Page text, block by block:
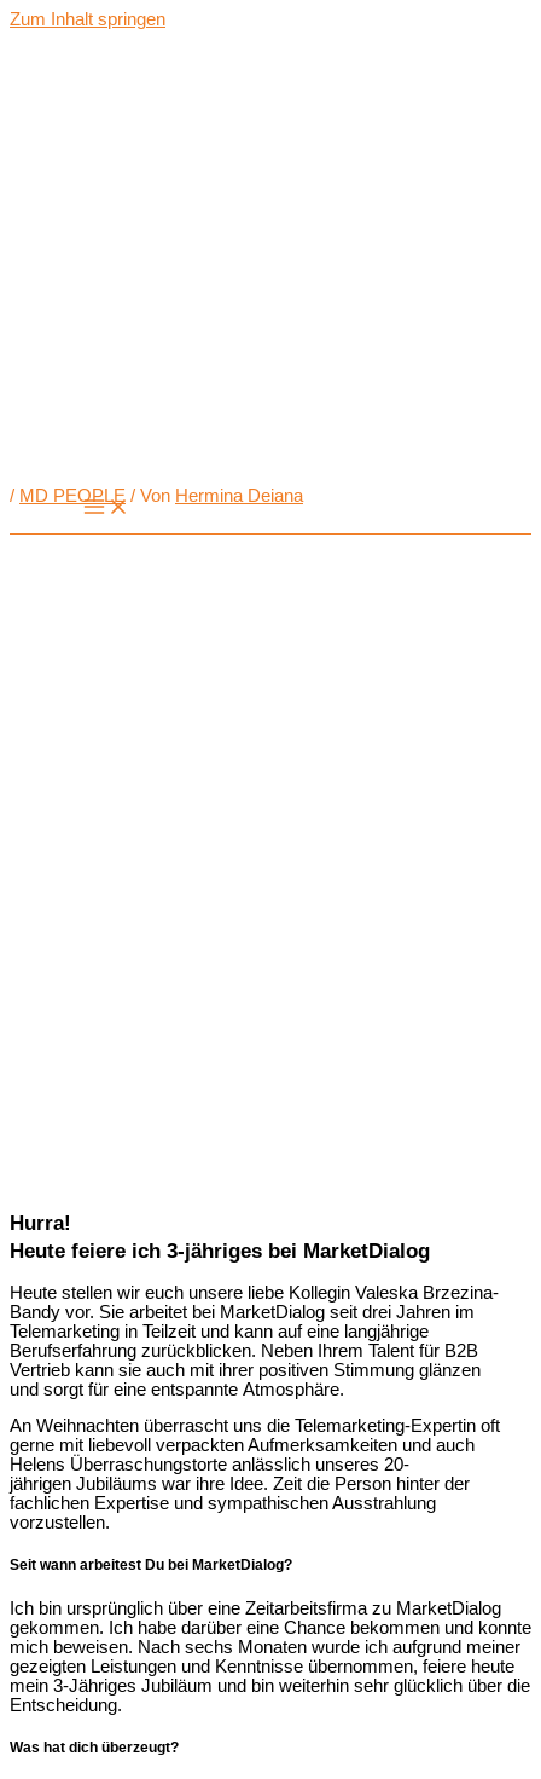
Zum Inhalt springen
/ MD PEOPLE / Von Hermina Deiana
Hurra!
Heute feiere ich 3-jähriges bei MarketDialog
Heute stellen wir euch unsere liebe Kollegin Valeska Brzezina-
Bandy vor. Sie arbeitet bei MarketDialog seit drei Jahren im
Telemarketing in Teilzeit und kann auf eine langjährige
Berufserfahrung zurückblicken. Neben Ihrem Talent für B2B
Vertrieb kann sie auch mit ihrer positiven Stimmung glänzen
und sorgt für eine entspannte Atmosphäre.
An Weihnachten überrascht uns die Telemarketing-Expertin oft
gerne mit liebevoll verpackten Aufmerksamkeiten und auch
Helens Überraschungstorte anlässlich unseres 20-
jährigen Jubiläums war ihre Idee. Zeit die Person hinter der
fachlichen Expertise und sympathischen Ausstrahlung
vorzustellen.
Seit wann arbeitest Du bei MarketDialog?
Ich bin ursprünglich über eine Zeitarbeitsfirma zu MarketDialog
gekommen. Ich habe darüber eine Chance bekommen und konnte
mich beweisen. Nach sechs Monaten wurde ich aufgrund meiner
gezeigten Leistungen und Kenntnisse übernommen, feiere heute
mein 3-Jähriges Jubiläum und bin weiterhin sehr glücklich über die
Entscheidung.
Was hat dich überzeugt?